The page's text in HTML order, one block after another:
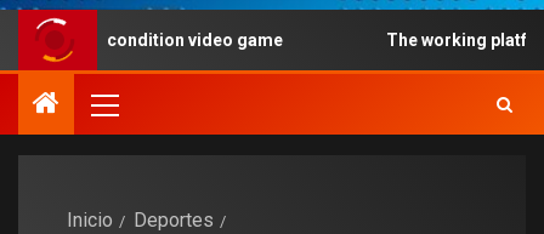
video game The working platform possess a
Inicio
Deportes